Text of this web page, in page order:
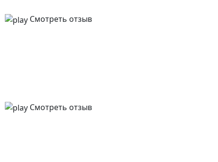
Смотреть отзыв
Смотреть отзыв